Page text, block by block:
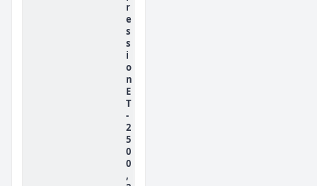
r
e
s
s
i
o
n
E
T
-
2
5
0
0
,